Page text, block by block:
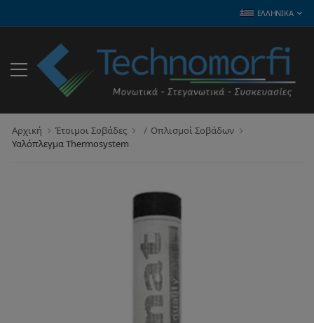
ΕΛΛΗΝΙΚΆ
Αρχική Έτοιμοι Σοβάδες
Οπλισμοί Σοβάδων
Υαλόπλεγμα Thermosystem